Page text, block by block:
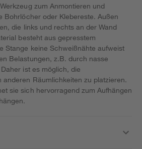
zum Anmontieren und
Bohrlöcher oder Klebereste. Außen
die links und rechts an der Wand
besteht aus gepresstem
Stange keine Schweißnähte aufweist
Belastungen, z.B. durch nasse
ist es möglich, die
anderen Räumlichkeiten zu platzieren.
sie sich hervorragend zum Aufhängen